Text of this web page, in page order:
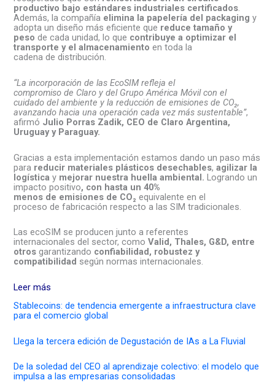
productivo bajo estándares industriales certificados.
Además, la compañía elimina la papelería de l packaging y
adopta un diseño más eficiente que reduce tamaño y
peso de cada unidad, lo que contribuye a optimizar el
transporte y el almacenamiento en toda la
cadenade distribución.
“La incorporaciónde las EcoSIM refleja el
compromisode Claro ydel Grupo América Móvil con el
cuidadodel ambiente y la reducciónde emisionesde CO₂,
avanzando hacia una operación cada vez mássustentable”,
afirmó Julio Porras Zadik, CEO de Claro Argentina,
Uruguay y Paraguay.
Gracias a esta implementación estamos dando un paso más
para reducir materiales plásticos desechables,agilizar la
logística y mejorar nuestra huella ambiental.Logrando un
impacto positivo, con hasta un 40%
menos de emisiones de CO₂equivalente en el
procesode fabricación respecto alas SIM tradicionales.
Las ecoSIM se producen junto a referentes
internacionalesdel sector,como Valid, Thales, G&D, entre
otros garantizando confiabilidad, robustez y
compatibilidad según normas internacionales.
Leer más
Stablecoins: de tendencia emergente a infraestructura clave
para el comercio global
Llega la tercera edición de Degustación de IAs a La Fluvial
De la soledad del CEO al aprendizaje colectivo: el modelo que
impulsa a las empresarias consolidadas